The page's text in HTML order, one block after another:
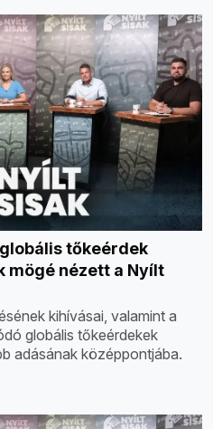
tőkeérdek
mögé nézett a Nyílt
kihívásai, valamint a
globális tőkeérdekek
adásának középpontjába.